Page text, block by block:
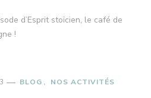
d’Esprit stoïcien, le café de
!
BLOG NOS ACTIVITÉS